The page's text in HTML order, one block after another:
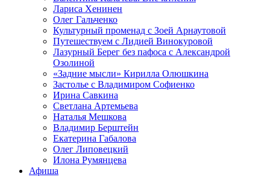
Лариса Хенинен
Олег Гальченко
Культурный променад с Зоей Арнаутовой
Путешествуем с Лидией Винокуровой
Лазурный Берег без пафоса с Александрой
Озолиной
«Задние мысли» Кирилла Олюшкина
Застолье с Владимиром Софиенко
Ирина Савкина
Светлана Артемьева
Наталья Мешкова
Владимир Берштейн
Екатерина Габалова
Олег Липовецкий
Илона Румянцева
Афиша